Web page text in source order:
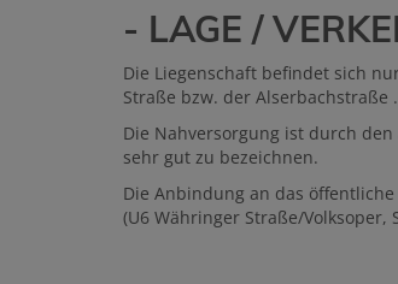
- LAGE /
Die Liegenschaft befindet sich
Straße bzw. der Alserbachstraße .
Die Nahversorgung ist durch
sehr gut zu bezeichnen.
Die Anbindung an das
(U6 Währinger Straße/